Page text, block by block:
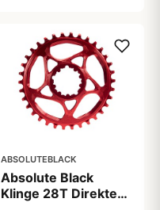
ABSOLUTEBLACK
Absolute Black
Klinge 28T Direkte